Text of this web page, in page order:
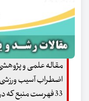
مقاله علمی و
33 فهرست منبع که